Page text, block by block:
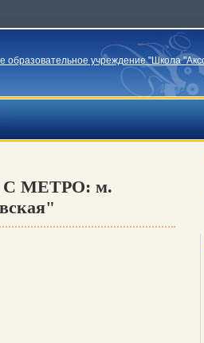
образовательное учреждение "Школа
МЕТРО: м.